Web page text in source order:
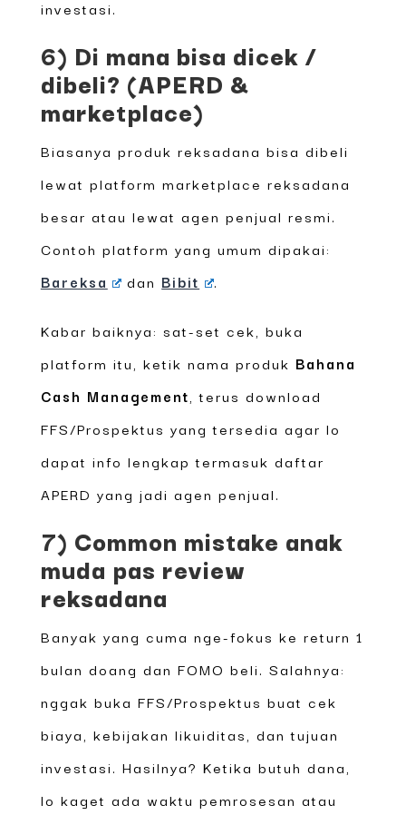
investasi.
6) Di mana bisa dicek /
dibeli? (APERD &
marketplace)
Biasanya produk reksadana bisa dibeli
lewat platform marketplace reksadana
besar atau lewat agen penjual resmi.
Contoh platform yang umum dipakai:
Bareksa
dan Bibit .
Kabar baiknya: sat-set cek, buka
platform itu, ketik nama produk Bahana
Cash Management , terus download
FFS/Prospektus yang tersedia agar lo
dapat info lengkap termasuk daftar
APERD yang jadi agen penjual.
7) Common mistake anak
muda pas review
reksadana
Banyak yang cuma nge-fokus ke return 1
bulan doang dan FOMO beli. Salahnya:
nggak buka FFS/Prospektus buat cek
biaya, kebijakan likuiditas, dan tujuan
investasi. Hasilnya? Ketika butuh dana,
lo kaget ada waktu pemrosesan atau